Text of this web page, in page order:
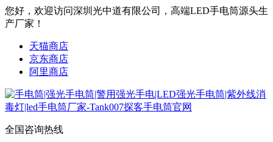
您好，欢迎访问深圳光中道有限公司，高端LED手电筒源头生
产厂家！
天猫商店
京东商店
阿里商店
全国咨询热线